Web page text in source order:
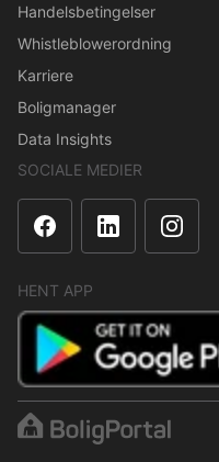
Handelsbetingelser
Whistleblowerordning
Karriere
Boligmanager
Data Insights
SOCIALE MEDIER
HENT APP